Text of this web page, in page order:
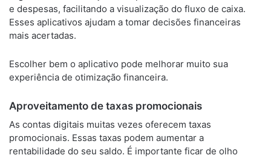
e despesas, facilitando a visualização do fluxo de caixa.
Esses aplicativos ajudam a tomar decisões financeiras
mais acertadas.
Escolher bem o aplicativo pode melhorar muito sua
experiência de otimização financeira.
Aproveitamento de taxas promocionais
As contas digitais muitas vezes oferecem taxas
promocionais. Essas taxas podem aumentar a
rentabilidade do seu saldo. É importante ficar de olho